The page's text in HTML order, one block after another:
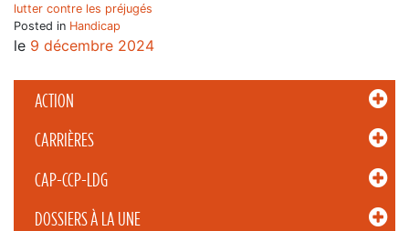
ACTION
CARRIÈRES
CAP-CCP-LDG
DOSSIERS À LA UNE
lutter contre les préjugés
Posted in Handicap
le 9 décembre 2024